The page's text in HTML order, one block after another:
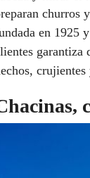
churros
en 1925
garantiza
crujientes